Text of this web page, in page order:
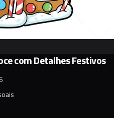
com Detalhes Festivos